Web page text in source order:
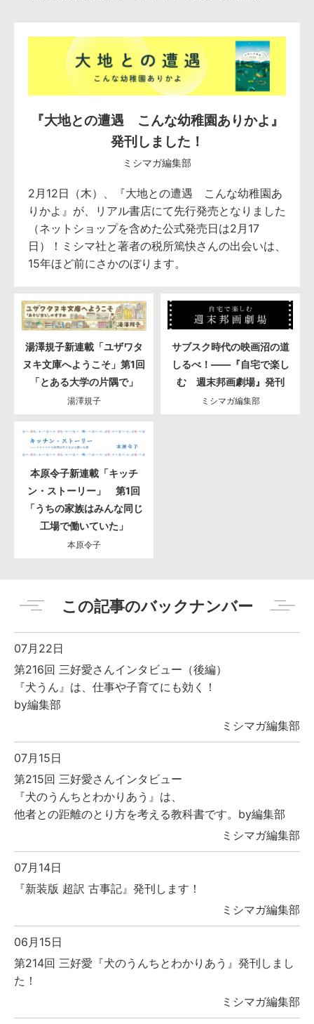
『大地との遭遇 こんな幼稚園ありかよ』
発刊しました！
ミシマガ編集部
2月12日（木）、『大地との遭遇 こんな幼稚園あ
りかよ』が、リアル書店にて先行発売となりました
（ネットショップを含めた公式発売日は2月17
日）！ミシマ社と著者の税所篤快さんの出会いは、
15年ほど前にさかのぼります。
湯澤規子新連載「ユザワタ
ヌキ文庫へようこそ」第1回
「とある大学の片隅で」
湯澤規子
サブスク時代の映画沼の道
しるべ！――『自宅で楽し
む 週末邦画劇場』発刊
ミシマガ編集部
本原令子新連載「キッチ
ン・ストーリー」 第1回
「うちの家族はみんな同じ
工場で働いていた」
本原令子
この記事のバックナンバー
07月22日
第216回 三好愛さんインタビュー（後編）
『犬うん』は、仕事や子育てにも効く！
by編集部
ミシマガ編集部
07月15日
第215回 三好愛さんインタビュー
『犬のうんちとわかりあう』は、
他者との距離のとり方を考える教科書です。by編集部
ミシマガ編集部
07月14日
『新装版 超訳 古事記』発刊します！
ミシマガ編集部
06月15日
第214回 三好愛『犬のうんちとわかりあう』発刊しまし
た！
ミシマガ編集部